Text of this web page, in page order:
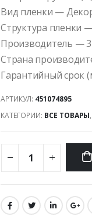
Вид пленки —
Структура пленки
Производитель —
Страна
Гарантийный срок
АРТИКУЛ: 451074895
КАТЕГОРИИ: ВСЕ ТОВАРЫ,